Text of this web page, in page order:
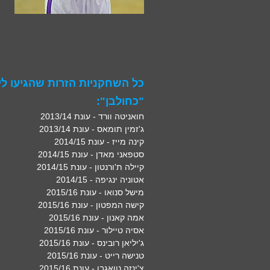
כל השחקניות הזרות שהגיעו
"כחולבן":
חואניטה וורד - עונת 2013/14
ג'זמין תומאס - עונת 2013/14
קינה מייז - עונת 2014/15
סטפאני מאדן - עונת 2014/15
קיילה ת'ורנטון - עונת 2014/15
אטוניה ינגיפה - 2014/15
מישל סנואו - עונת 2015/16
קישה המפטון - עונת 2015/16
אמה קאנון - עונת 2015/16
אסיה טיילור - עונת 2015/16
ג'יליאן רובינס - עונת 2015/16
טנישה רייט - עונת 2015/16